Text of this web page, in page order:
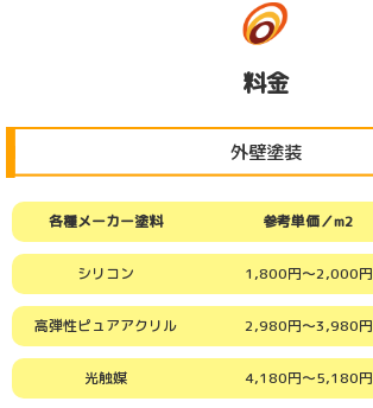
料金
外壁塗装
各種メーカー塗料 参考単価／m2
シリコン 1,800円～2,000円
高弾性ピュアアクリル 2,980円～3,980円
光触媒 4,180円～5,180円